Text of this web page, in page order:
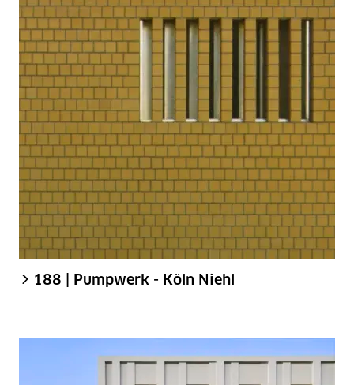
188 | Pumpwerk - Köln Niehl